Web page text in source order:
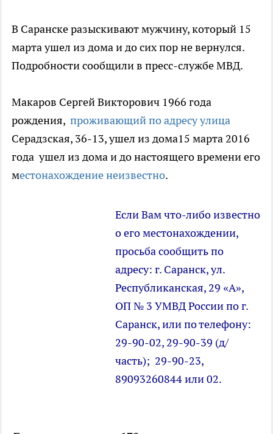
В Саранске разыскивают мужчину, который 15
марта ушел из дома и до сих пор не вернулся.
Подробности сообщили в пресс-службе МВД.
Макаров Сергей Викторович 1966 года
рождения, проживающий по адресу улица
Серадзская, 36-13, ушел из дома15 марта 2016
года ушел из дома и до настоящего времени его
местонахождение неизвестно.
Если Вам что-либо известно
о его местонахождении,
просьба сообщить по
адресу: г. Саранск, ул.
Республиканская, 29 «А»,
ОП № 3 УМВД России по г.
Саранск, или по телефону:
29-90-02, 29-90-39 (д/
часть); 29-90-23,
89093260844 или 02.